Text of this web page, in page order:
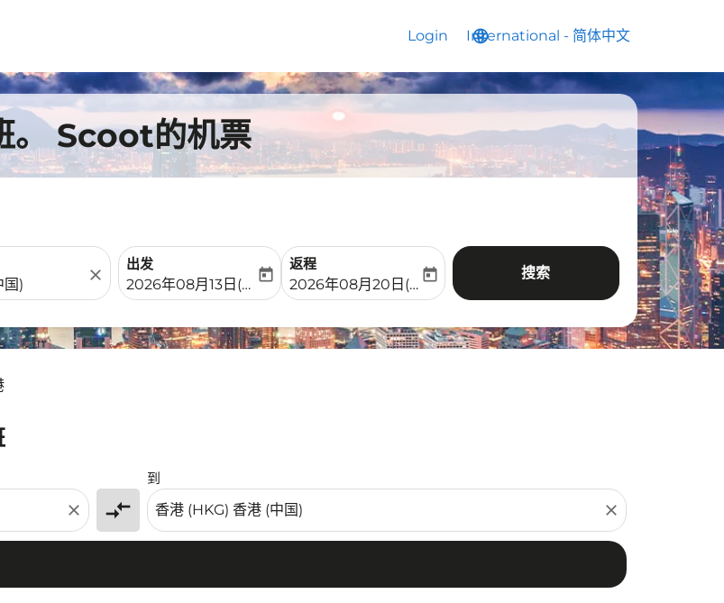
Login language
International - 简体中文
keyboard_arrow_down
。 Scoot的机票
close
出发
fc-booking-departure-date-aria-label
2026年08月13日(周四)
today
返程
fc-booking-return-date-aria-label
2026年08月20日(周四)
today 搜索
close compare_arrows
到
close